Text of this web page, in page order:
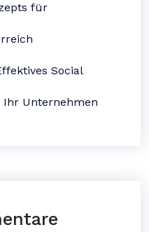
für
Social
Ihr Unternehmen